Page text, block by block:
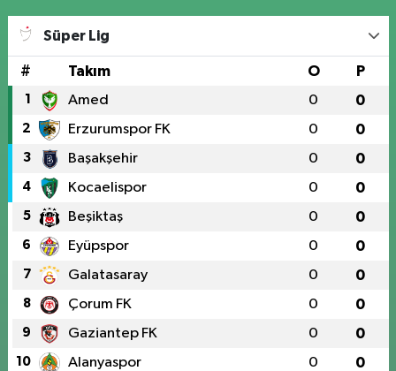
Üniversite Mah.Yunus Emre Bulvarı No:2 A
Süper Lig
# Takım O P
1 Amed 0 0
2 Erzurumspor FK 0 0
3 Başakşehir 0 0
4 Kocaelispor 0 0
5 Beşiktaş 0 0
6 Eyüpspor 0 0
7 Galatasaray 0 0
8 Çorum FK 0 0
9 Gaziantep FK 0 0
10 Alanyaspor 0 0